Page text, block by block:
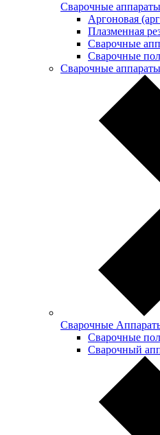
Сварочные
Аргоновая
Плазменная
Сварочные
Сварочные
Сварочные
Сварочные
Сварочные
Сварочный